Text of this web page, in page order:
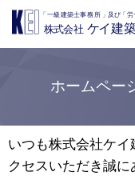
ホームペー
いつも株式会社ケ
クセスいただき誠に